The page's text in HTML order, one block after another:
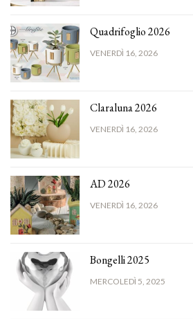
Quadrifoglio 2026
VENERDÌ 16, 2026
Claraluna 2026
VENERDÌ 16, 2026
AD 2026
VENERDÌ 16, 2026
Bongelli 2025
MERCOLEDÌ 5, 2025